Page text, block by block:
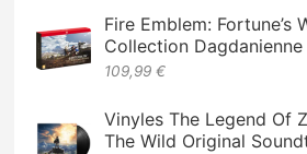
Fire Emblem: Fortune’s
Collection Dagdanienne
109,99 €
Vinyles The Legend Of
The Wild Original